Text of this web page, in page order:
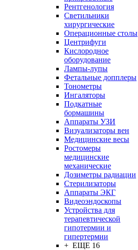
Рентгенология
Светильники
хирургические
Операционные столы
Центрифуги
Кислородное
оборудование
Лампы-лупы
Фетальные допплеры
Тонометры
Ингаляторы
Подкатные
бормашины
Аппараты УЗИ
Визуализаторы вен
Медицинские весы
Ростомеры
медицинские
механические
Дозиметры радиации
Стерилизаторы
Аппараты ЭКГ
Видеоэндоскопы
Устройства для
терапевтической
гипотермии и
гипертермии
+ ЕЩЕ 16